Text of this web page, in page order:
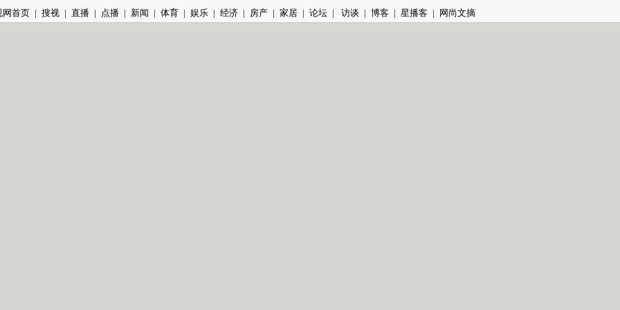
网首页 | 搜视 | 直播 | 点播 | 新闻 | 体育 | 娱乐 | 经济 | 房产 | 家居 | 论坛 | 访谈 | 博客 | 星播客 | 网尚文摘